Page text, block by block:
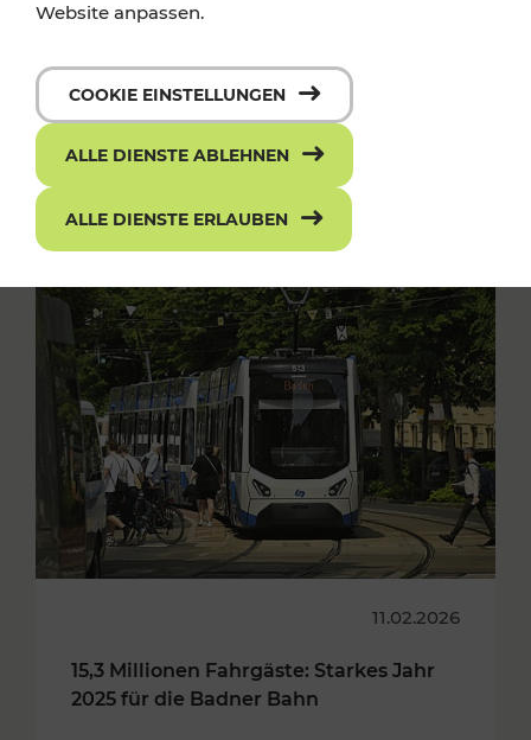
11.02.2026
15,3 Millionen Fahrgäste: Starkes Jahr
2025 für die Badner Bahn
Website anpassen.
COOKIE EINSTELLUNGEN
ALLE DIENSTE ABLEHNEN
ALLE DIENSTE ERLAUBEN